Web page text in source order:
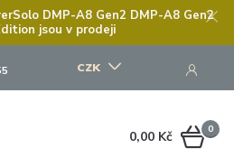
DMP-A8 Gen2 DMP-A8 Gen2
jsou v prodeji
CZK
0
0,00 Kč